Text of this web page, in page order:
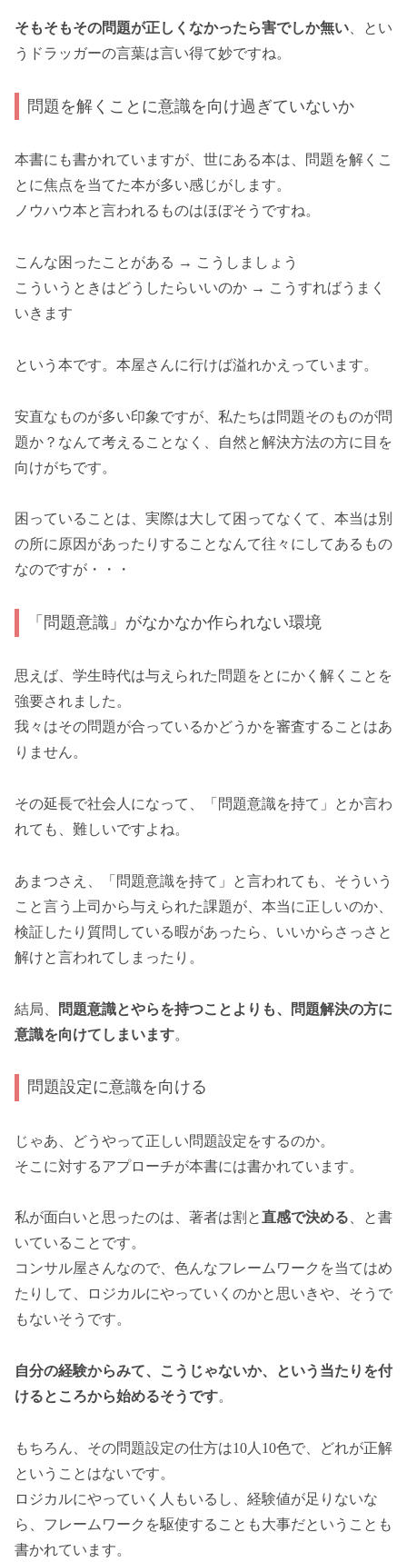
そもそもその問題が正しくなかったら害でしか無い 、とい
うドラッガーの言葉は言い得て妙ですね。
問題を解くことに意識を向け過ぎていないか
本書にも書かれていますが、世にある本は、問題を解くこ
とに焦点を当てた本が多い感じがします。
ノウハウ本と言われるものはほぼそうですね。
こんな困ったことがある → こうしましょう
こういうときはどうしたらいいのか → こうすればうまく
いきます
という本です。本屋さんに行けば溢れかえっています。
安直なものが多い印象ですが、私たちは問題そのものが問
題か？なんて考えることなく、自然と解決方法の方に目を
向けがちです。
困っていることは、実際は大して困ってなくて、本当は別
の所に原因があったりすることなんて往々にしてあるもの
なのですが・・・
「問題意識」がなかなか作られない環境
思えば、学生時代は与えられた問題をとにかく解くことを
強要されました。
我々はその問題が合っているかどうかを審査することはあ
りません。
その延長で社会人になって、「問題意識を持て」とか言わ
れても、難しいですよね。
あまつさえ、「問題意識を持て」と言われても、そういう
こと言う上司から与えられた課題が、本当に正しいのか、
検証したり質問している暇があったら、いいからさっさと
解けと言われてしまったり。
結局、
問題意識とやらを持つことよりも、問題解決の方に
意識を向けてしまいます。
問題設定に意識を向ける
じゃあ、どうやって正しい問題設定をするのか。
そこに対するアプローチが本書には書かれています。
私が面白いと思ったのは、著者は割と直感で決める、と書
いていることです。
コンサル屋さんなので、色んなフレームワークを当てはめ
たりして、ロジカルにやっていくのかと思いきや、そうで
もないそうです。
自分の経験からみて、こうじゃないか、という当たりを付
けるところから始めるそうです。
もちろん、その問題設定の仕方は10人10色で、どれが正解
ということはないです。
ロジカルにやっていく人もいるし、経験値が足りないな
ら、フレームワークを駆使することも大事だということも
書かれています。